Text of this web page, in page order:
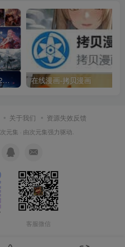
Pixiv日榜 2018年1月1-2022年6月30 p站日榜合集包含3万6千多张图每张都是壁纸级 在线漫画-拷贝漫画
关于我们 资源失效反馈
次元集 · 由次元集强力驱动.
客服微信